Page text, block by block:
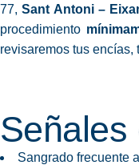
77,Sant Antoni –
procedimiento
revisaremos tus encías,
Sangrado frecuente